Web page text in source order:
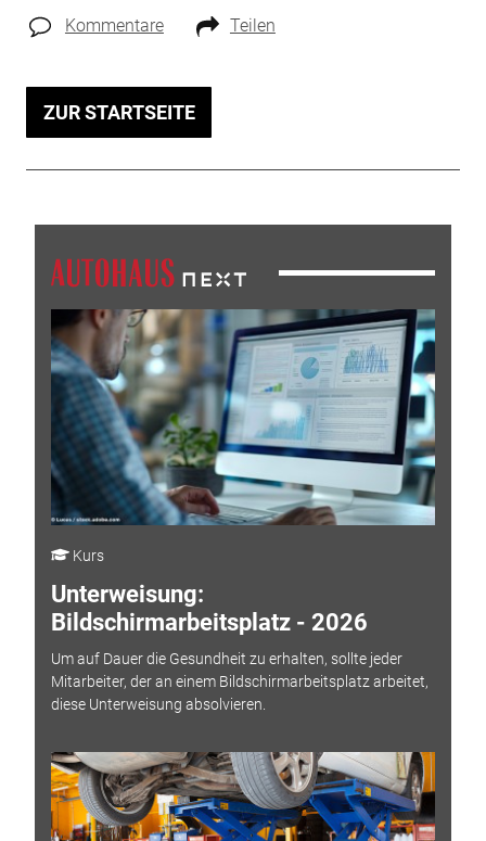
Kommentare Teilen
ZUR STARTSEITE
Kurs
Unterweisung:
Bildschirmarbeitsplatz - 2026
Um auf Dauer die Gesundheit zu erhalten, sollte jeder
Mitarbeiter, der an einem Bildschirmarbeitsplatz arbeitet,
diese Unterweisung absolvieren.